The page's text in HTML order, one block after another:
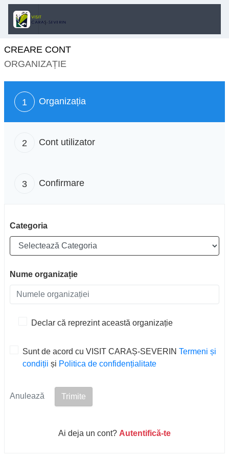
CREARE CONT
ORGANIZAȚIE
1 Organizația
2 Cont utilizator
3 Confirmare
Categoria
Nume organizație
Declar că reprezint această organizație
Sunt de acord cu VISIT CARAȘ-SEVERIN Termeni și
condiții și Politica de confidențialitate
Anulează
Ai deja un cont? Autentifică-te